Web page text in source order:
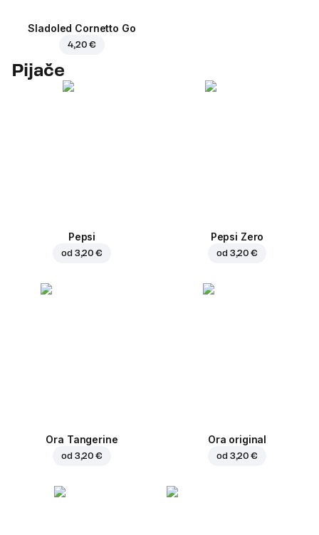
Sladoled Cornetto Go
4,20 €
Pijače
Pepsi
od 3,20 €
Pepsi Zero
od 3,20 €
Ora Tangerine
od 3,20 €
Ora original
od 3,20 €